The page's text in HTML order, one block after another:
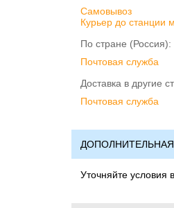
Cамовывоз
Курьер до станции
По стране (Россия):
Почтовая служба
Доставка в другие
Почтовая служба
Уточняйте условия